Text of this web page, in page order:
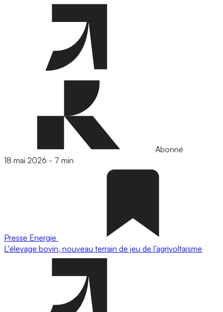
Abonné
18 mai 2026 - 7 min
Presse Energie
L'élevage bovin, nouveau terrain de jeu de l’agrivoltaïsme